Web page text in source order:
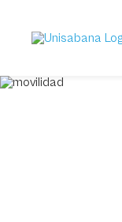
contenido
principal